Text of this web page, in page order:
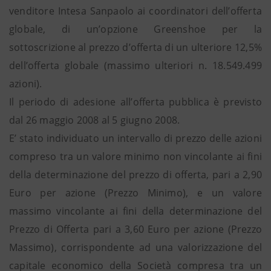
venditore Intesa Sanpaolo ai coordinatori dell’offerta
globale, di un’opzione Greenshoe per la
sottoscrizione al prezzo d’offerta di un ulteriore 12,5%
dell’offerta globale (massimo ulteriori n. 18.549.499
azioni).
Il periodo di adesione all’offerta pubblica è previsto
dal 26 maggio 2008 al 5 giugno 2008.
E’ stato individuato un intervallo di prezzo delle azioni
compreso tra un valore minimo non vincolante ai fini
della determinazione del prezzo di offerta, pari a 2,90
Euro per azione (Prezzo Minimo), e un valore
massimo vincolante ai fini della determinazione del
Prezzo di Offerta pari a 3,60 Euro per azione (Prezzo
Massimo), corrispondente ad una valorizzazione del
capitale economico della Società compresa tra un